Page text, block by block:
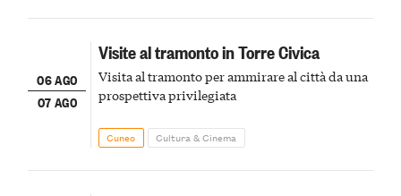
06 AGO
07 AGO
Visite al tramonto in Torre Civica
Visita al tramonto per ammirare al città da una
prospettiva privilegiata
Cuneo Cultura & Cinema